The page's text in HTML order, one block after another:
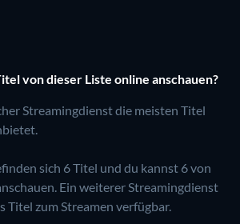
von dieser Liste online anschauen?
Streamingdienst die meisten Titel
sich 6 Titel und du kannst 6 von
Ein weiterer Streamingdienst
Titel zum Streamen verfügbar.